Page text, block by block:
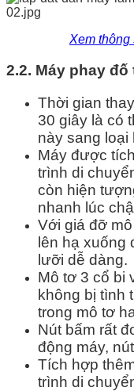
Xem thông
2.2. Máy phay
Thời gian
30 giây là có
này sang loại
Máy được
trình di
còn hiện
nhanh lúc
Với giá đỡ
lên hạ xuống
lưỡi dễ dàng.
Mô tơ 3 cổ bi
không bị tình
trong mô tơ
Nút bấm rất
động máy,
Tích hợp
trình di